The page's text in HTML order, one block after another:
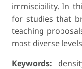
immiscibility. In
for studies that
teaching
most diverse
Keywords: